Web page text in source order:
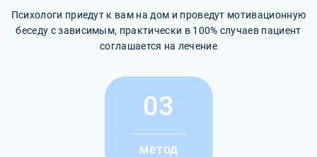
Психологи приедут к вам на дом и проведут мотивационную
беседу с зависимым, практически в 100% случаев пациент
соглашается на лечение
03
метод